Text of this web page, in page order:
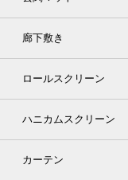
廊下敷き
ロールスクリーン
ハニカムスクリーン
カーテン